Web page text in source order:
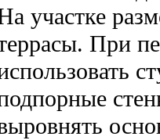
участке
При